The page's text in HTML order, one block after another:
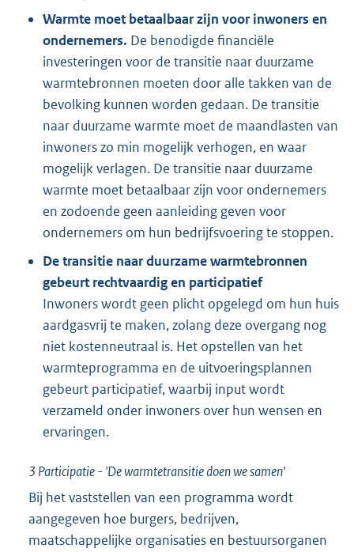
Warmte moet betaalbaar zijn voor inwoners en
ondernemers. De benodigde financiële
investeringen voor de transitie naar duurzame
warmtebronnen moeten door alle takken van de
bevolking kunnen worden gedaan. De transitie
naar duurzame warmte moet de maandlasten van
inwoners zo min mogelijk verhogen, en waar
mogelijk verlagen. De transitie naar duurzame
warmte moet betaalbaar zijn voor ondernemers
en zodoende geen aanleiding geven voor
ondernemers om hun bedrijfsvoering te stoppen.
De transitie naar duurzame warmtebronnen
gebeurt rechtvaardig en participatief
Inwoners wordt geen plicht opgelegd om hun huis
aardgasvrij te maken, zolang deze overgang nog
niet kostenneutraal is. Het opstellen van het
warmteprogramma en de uitvoeringsplannen
gebeurt participatief, waarbij input wordt
verzameld onder inwoners over hun wensen en
ervaringen.
3Participatie - 'De warmtetransitie doen we samen'
Bij het vaststellen van een programma wordt
aangegeven hoe burgers, bedrijven,
maatschappelijke organisaties en bestuursorganen